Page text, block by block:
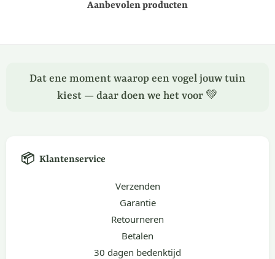
Aanbevolen producten
Dat ene moment waarop een vogel jouw tuin
kiest — daar doen we het voor 💚
📦 Klantenservice
Verzenden
Garantie
Retourneren
Betalen
30 dagen bedenktijd